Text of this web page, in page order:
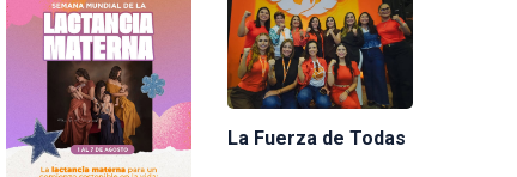
La Fuerza de Todas